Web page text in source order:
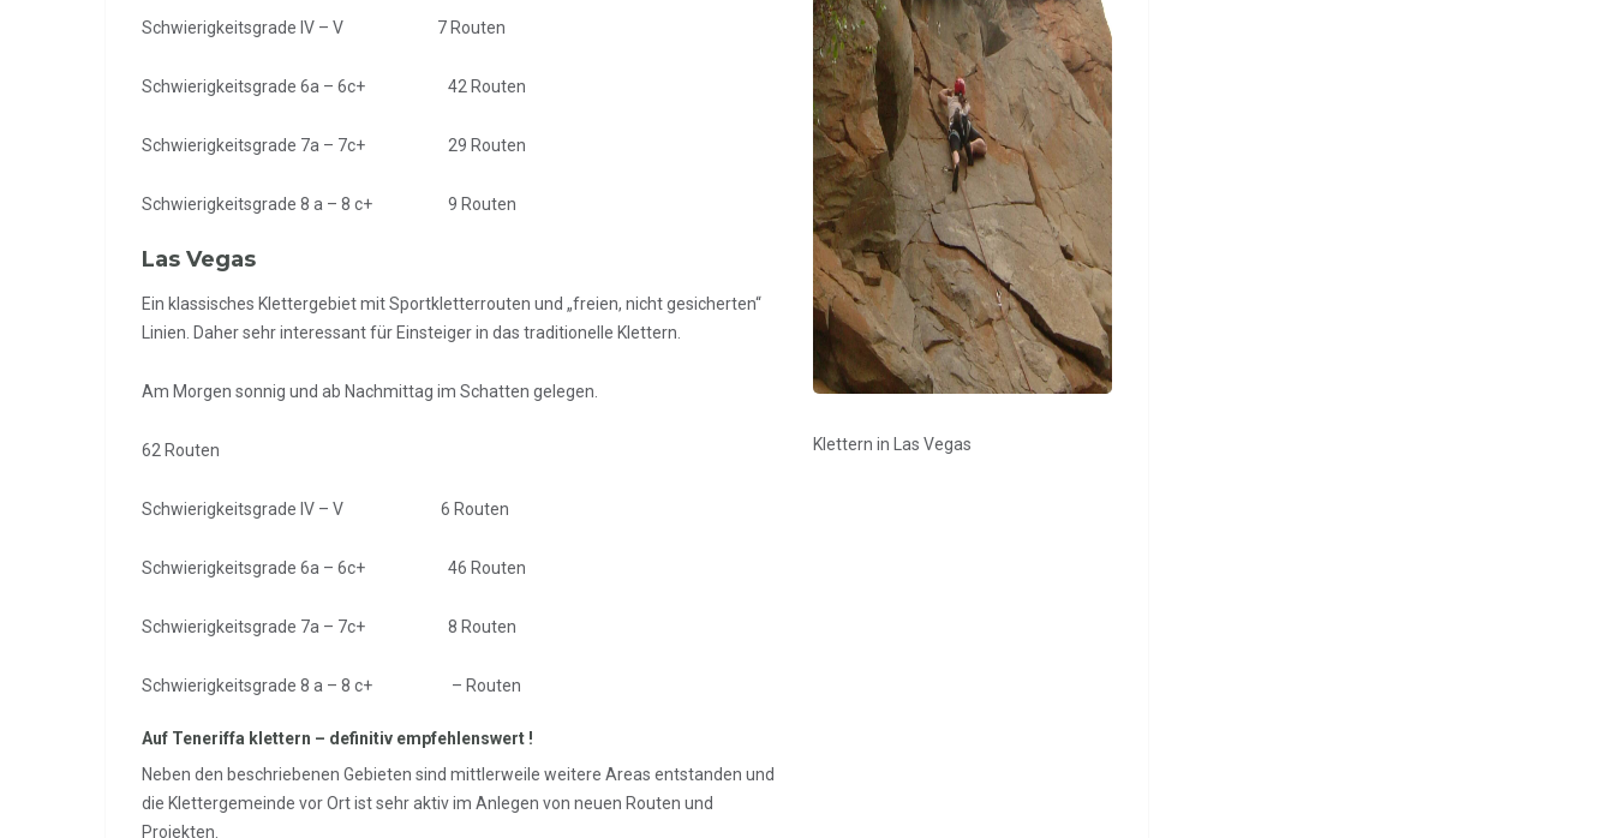
Schwierigkeitsgrade IV – V 7 Routen
Schwierigkeitsgrade 6a – 6c+ 42 Routen
Schwierigkeitsgrade 7a – 7c+ 29 Routen
Schwierigkeitsgrade 8 a – 8 c+ 9 Routen
Las Vegas
Ein klassisches Klettergebiet mit Sportkletterrouten und „freien, nicht gesicherten“
Linien. Daher sehr interessant für Einsteiger in das traditionelle Klettern.
Am Morgen sonnig und ab Nachmittag im Schatten gelegen.
62 Routen
Schwierigkeitsgrade IV – V 6 Routen
Schwierigkeitsgrade 6a – 6c+ 46 Routen
Schwierigkeitsgrade 7a – 7c+ 8 Routen
Schwierigkeitsgrade 8 a – 8 c+ – Routen
Auf Teneriffa klettern – definitiv empfehlenswert !
Neben den beschriebenen Gebieten sind mittlerweile weitere Areas entstanden und
die Klettergemeinde vor Ort ist sehr aktiv im Anlegen von neuen Routen und
Projekten.
Klettern in Las Vegas